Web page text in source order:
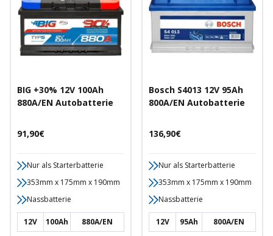
BIG +30% 12V 100Ah
880A/EN Autobatterie
Angebotspreis
91,90€
Nur als Starterbatterie
353mm x 175mm x 190mm
Nassbatterie
12V 100Ah 880A/EN
Bosch S4013 12V 95Ah
800A/EN Autobatterie
Angebotspreis
136,90€
Nur als Starterbatterie
353mm x 175mm x 190mm
Nassbatterie
12V 95Ah 800A/EN